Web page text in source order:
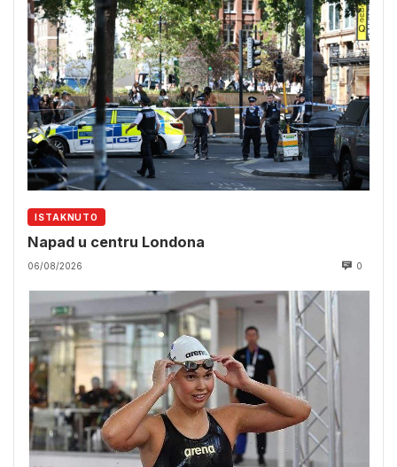
ISTAKNUTO
Napad u centru Londona
06/08/2026 0